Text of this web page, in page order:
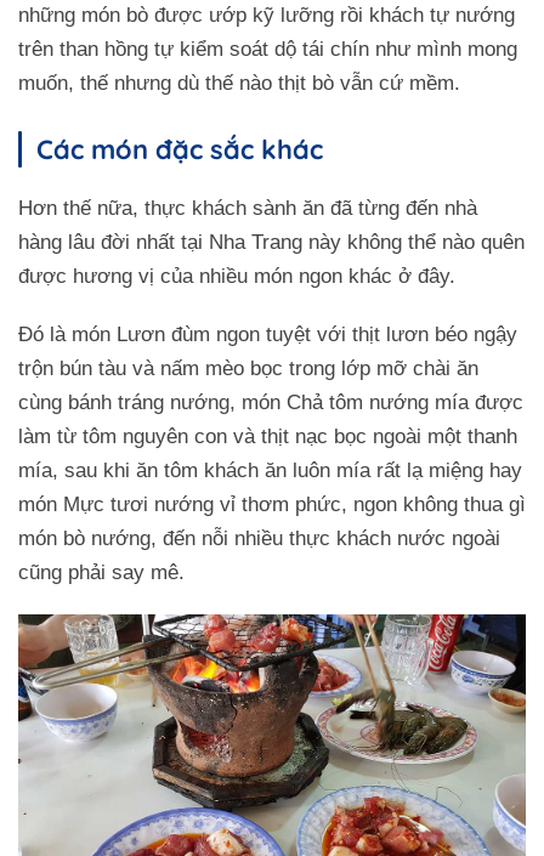
những món bò được ướp kỹ lưỡng rồi khách tự nướng
trên than hồng tự kiểm soát dộ tái chín như mình mong
muốn, thế nhưng dù thế nào thịt bò vẫn cứ mềm.
Các món đặc sắc khác
Hơn thế nữa, thực khách sành ăn đã từng đến nhà
hàng lâu đời nhất tại Nha Trang này không thể nào quên
được hương vị của nhiều món ngon khác ở đây.
Đó là món Lươn đùm ngon tuyệt với thịt lươn béo ngậy
trộn bún tàu và nấm mèo bọc trong lớp mỡ chài ăn
cùng bánh tráng nướng, món Chả tôm nướng mía được
làm từ tôm nguyên con và thịt nạc bọc ngoài một thanh
mía, sau khi ăn tôm khách ăn luôn mía rất lạ miệng hay
món Mực tươi nướng vỉ thơm phức, ngon không thua gì
món bò nướng, đến nỗi nhiều thực khách nước ngoài
cũng phải say mê.